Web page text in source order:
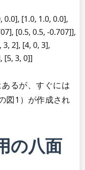
0.0], [1.0, 1.0, 0.0],
[0.5, 0.5, -0.707]],
2], [4, 0, 3],
[5, 3, 0]]
るが、すぐには
図1）が作成され
の八面